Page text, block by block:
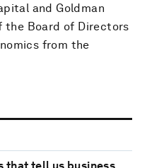
and Goldman
the Board of Directors
from the